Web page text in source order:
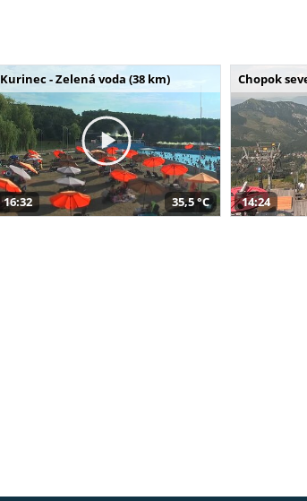
Kurinec - Zelená voda (38 km)
16:32 35,5 °C
Chopok
14:24